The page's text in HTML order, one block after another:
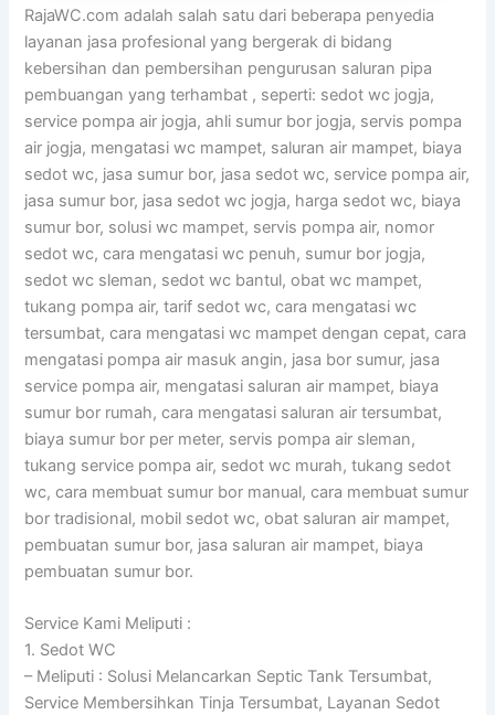
RajaWC.com adalah salah satu dari beberapa penyedia
layanan jasa profesional yang bergerak di bidang
kebersihan dan pembersihan pengurusan saluran pipa
pembuangan yang terhambat , seperti: sedot wc jogja,
service pompa air jogja, ahli sumur bor jogja, servis pompa
air jogja, mengatasi wc mampet, saluran air mampet, biaya
sedot wc, jasa sumur bor, jasa sedot wc, service pompa air,
jasa sumur bor, jasa sedot wc jogja, harga sedot wc, biaya
sumur bor, solusi wc mampet, servis pompa air, nomor
sedot wc, cara mengatasi wc penuh, sumur bor jogja,
sedot wc sleman, sedot wc bantul, obat wc mampet,
tukang pompa air, tarif sedot wc, cara mengatasi wc
tersumbat, cara mengatasi wc mampet dengan cepat, cara
mengatasi pompa air masuk angin, jasa bor sumur, jasa
service pompa air, mengatasi saluran air mampet, biaya
sumur bor rumah, cara mengatasi saluran air tersumbat,
biaya sumur bor per meter, servis pompa air sleman,
tukang service pompa air, sedot wc murah, tukang sedot
wc, cara membuat sumur bor manual, cara membuat sumur
bor tradisional, mobil sedot wc, obat saluran air mampet,
pembuatan sumur bor, jasa saluran air mampet, biaya
pembuatan sumur bor.
Service Kami Meliputi :
1. Sedot WC
– Meliputi : Solusi Melancarkan Septic Tank Tersumbat,
Service Membersihkan Tinja Tersumbat, Layanan Sedot